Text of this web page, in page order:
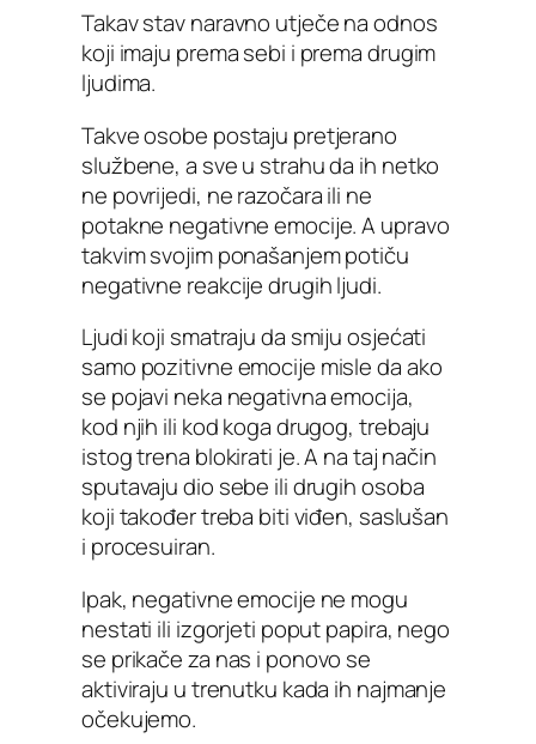
Takav stav naravno utječe na odnos
koji imaju prema sebi i prema drugim
ljudima.
Takve osobe postaju pretjerano
službene, a sve u strahu da ih netko
ne povrijedi, ne razočara ili ne
potakne negativne emocije. A upravo
takvim svojim ponašanjem potiču
negativne reakcije drugih ljudi.
Ljudi koji smatraju da smiju osjećati
samo pozitivne emocije misle da ako
se pojavi neka negativna emocija,
kod njih ili kod koga drugog, trebaju
istog trena blokirati je. A na taj način
sputavaju dio sebe ili drugih osoba
koji također treba biti viđen, saslušan
i procesuiran.
Ipak, negativne emocije ne mogu
nestati ili izgorjeti poput papira, nego
se prikače za nas i ponovo se
aktiviraju u trenutku kada ih najmanje
očekujemo.